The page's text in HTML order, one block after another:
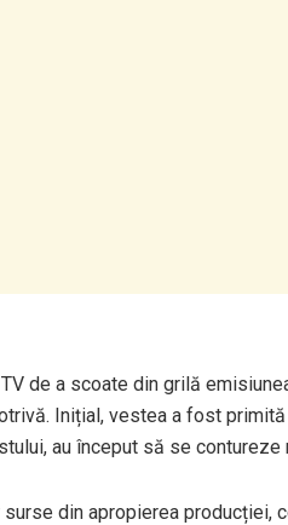
de a scoate din grilă
Inițial, vestea a fost
au început să se
din apropierea producției,